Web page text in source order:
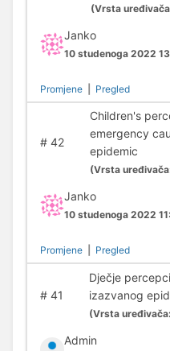
(Vrsta
Janko
10 studenoga 2022
Promjene Pregled
#42
Children's
emergency
epidemic
(Vrsta
Janko
10 studenoga 2022
Promjene Pregled
#41
Dječje
izazvanog
(Vrsta uređivača:
Admin